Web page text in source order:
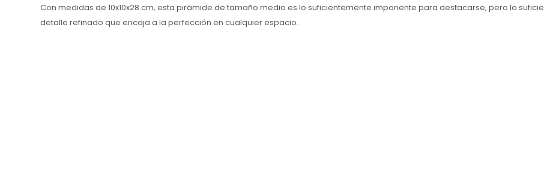
Con medidas de 10x10x28 cm, esta pirámide de tamaño medio es lo suficientemente imponente para destacarse, pero lo
detalle refinado que encaja a la perfección en cualquier espacio.